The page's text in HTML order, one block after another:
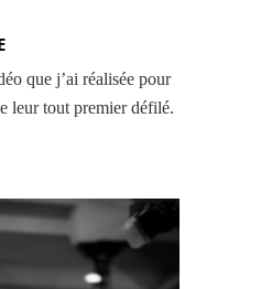
que j’ai réalisée pour
leur tout premier défilé.